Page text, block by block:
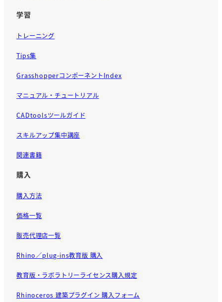
学習
トレーニング
Tips集
GrasshopperコンポーネントIndex
マニュアル・チュートリアル
CADtoolsツールガイド
スキルアップ集中講座
関連書籍
購入
購入方法
価格一覧
販売代理店一覧
Rhino／plug-ins教育版 購入
教育版・ラボラトリーライセンス購入規定
Rhinoceros 建築プラグイン 購入フォーム